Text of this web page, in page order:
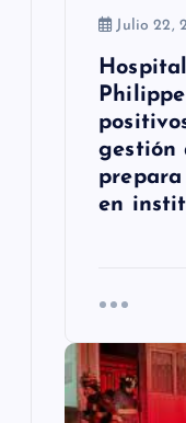
Julio 22,
gestión
en